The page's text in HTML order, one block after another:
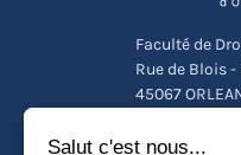
Faculté de
Rue de Blois -
45067
Tél : (33)